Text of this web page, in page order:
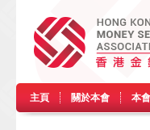
主頁 關於本會 本